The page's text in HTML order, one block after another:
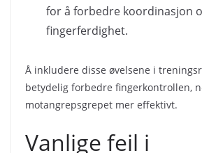
for å forbedre koordinasjon
fingerferdighet.
Å inkludere disse øvelsene i
betydelig forbedre fingerkontrollen,
motangrepsgrepet mer effektivt.
Vanlige feil i